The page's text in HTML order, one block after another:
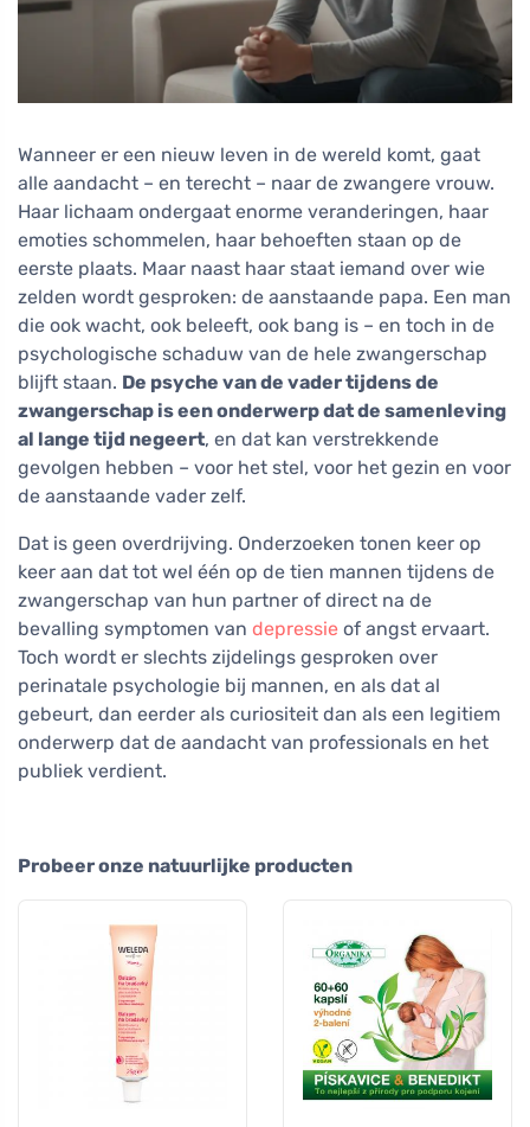
Wanneer er een nieuw leven in de wereld komt, gaat
alle aandacht – en terecht – naar de zwangere vrouw.
Haar lichaam ondergaat enorme veranderingen, haar
emoties schommelen, haar behoeften staan op de
eerste plaats. Maar naast haar staat iemand over wie
zelden wordt gesproken: de aanstaande papa. Een man
die ook wacht, ook beleeft, ook bang is – en toch in de
psychologische schaduw van de hele zwangerschap
blijft staan. De psyche van de vader tijdens de
zwangerschap is een onderwerp dat de samenleving
al lange tijd negeert, en dat kan verstrekkende
gevolgen hebben – voor het stel, voor het gezin en voor
de aanstaande vader zelf.
Dat is geen overdrijving. Onderzoeken tonen keer op
keer aan dat tot wel één op de tien mannen tijdens de
zwangerschap van hun partner of direct na de
bevalling symptomen van depressie of angst ervaart.
Toch wordt er slechts zijdelings gesproken over
perinatale psychologie bij mannen, en als dat al
gebeurt, dan eerder als curiositeit dan als een legitiem
onderwerp dat de aandacht van professionals en het
publiek verdient.
Probeer onze natuurlijke producten